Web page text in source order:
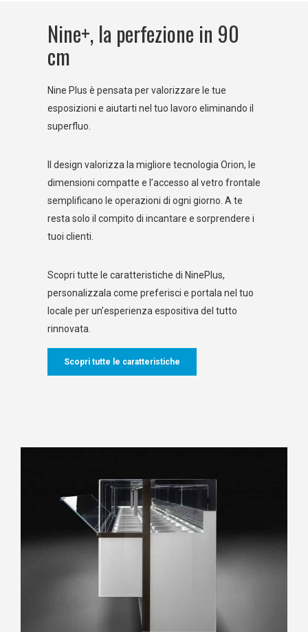
Nine+, la perfezione in 90
cm
Nine Plus è pensata per valorizzare le tue
esposizioni e aiutarti nel tuo lavoro eliminando il
superfluo.
Il design valorizza la migliore tecnologia Orion, le
dimensioni compatte e l’accesso al vetro frontale
semplificano le operazioni di ogni giorno. A te
resta solo il compito di incantare e sorprendere i
tuoi clienti.
Scopri tutte le caratteristiche di NinePlus,
personalizzala come preferisci e portala nel tuo
locale per un’esperienza espositiva del tutto
rinnovata.
Scopri tutte le caratteristiche